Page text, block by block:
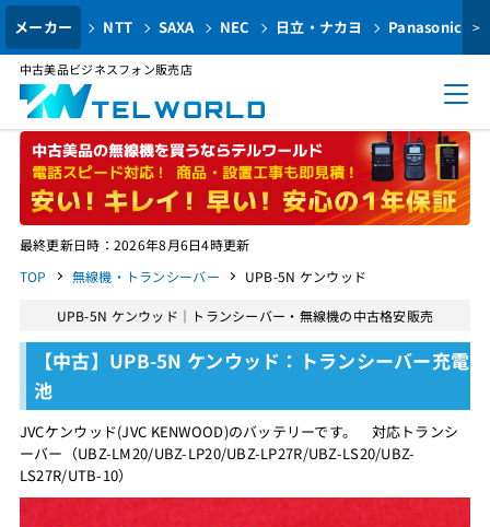
メーカー NTT SAXA NEC 日立・ナカヨ Panasonic >
中古美品ビジネスフォン販売店
最終更新日時：2026年8月6日4時更新
TOP
無線機・トランシーバー UPB-5N ケンウッド
UPB-5N ケンウッド｜トランシーバー・無線機の中古格安販売
【中古】UPB-5N ケンウッド：トランシーバー充電
池
JVCケンウッド(JVC KENWOOD)のバッテリーです。 対応トランシ
ーバー（UBZ-LM20/UBZ-LP20/UBZ-LP27R/UBZ-LS20/UBZ-
LS27R/UTB-10）